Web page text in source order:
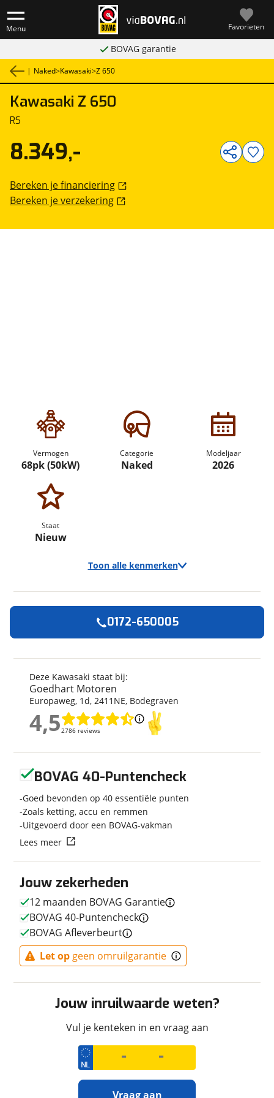
Menu Favorieten
BOVAG garantie
| Naked>Kawasaki>Z 650
Kawasaki Z 650
RS
Vermogen
68pk (50kW)
Categorie
Naked
Modeljaar
2026
Staat
Nieuw
Toon alle kenmerken
Merk
Kawasaki
Model
Bouwjaar
Modeljaar
2026
Categorie
Naked
A rijbewijs
Soort voertuig
Motor
Nieuw of occasion
Nieuw
Techniek
Afmetingen en gewicht
Maximaal toelaatbaar
gewicht
187 kg
Blauw
8.349,-
Bereken je financiering
Bereken je verzekering
Deze Kawasaki staat bij:
Goedhart Motoren
Europaweg, 1d, 2411NE, Bodegraven
4,52786 reviews
4,52786 reviews
0172-650005
Jouw zekerheden
12 maanden BOVAG Garantie
BOVAG 40-Puntencheck
BOVAG Afleverbeurt
Let op geen omruilgarantie
Jouw inruilwaarde weten?
Vul je kenteken in en vraag aan
Vraag aan
BOVAG 40-Puntencheck
Goed bevonden op 40 essentiële punten
Zoals ketting, accu en remmen
Uitgevoerd door een BOVAG-vakman
Lees meer